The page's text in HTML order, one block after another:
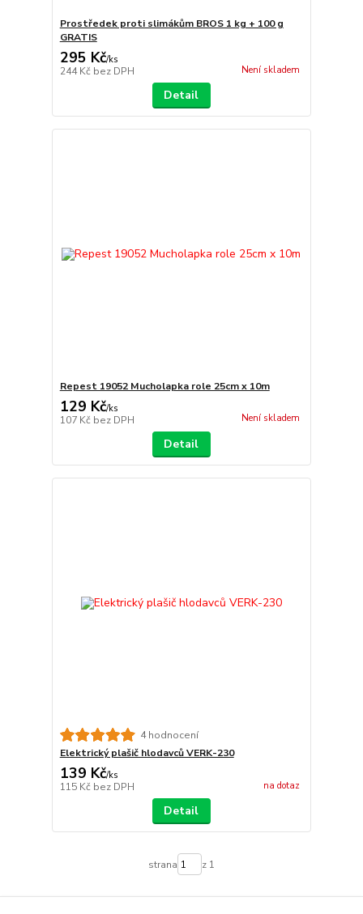
Prostředek proti slimákům BROS 1 kg + 100 g
GRATIS
295 Kč/ks
244 Kč bez DPH Není skladem
Detail
Repest 19052 Mucholapka role 25cm x 10m
129 Kč/ks
107 Kč bez DPH Není skladem
Detail
4 hodnocení
Elektrický plašič hlodavců VERK-230
139 Kč/ks
115 Kč bez DPH na dotaz
Detail
strana z 1